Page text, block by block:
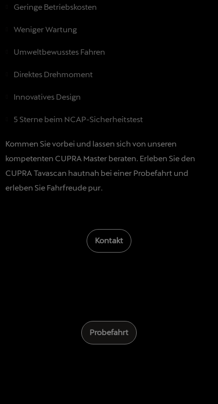
Geringe Betriebskosten
Weniger Wartung
Umweltbewusstes Fahren
Direktes Drehmoment
Innovatives Design
5 Sterne beim NCAP-Sicherheitstest
Kommen Sie vorbei und lassen sich von unseren
kompetenten CUPRA Master beraten. Erleben Sie den
CUPRA Tavascan hautnah bei einer Probefahrt und
erleben Sie Fahrfreude pur.
Kontakt
Probefahrt